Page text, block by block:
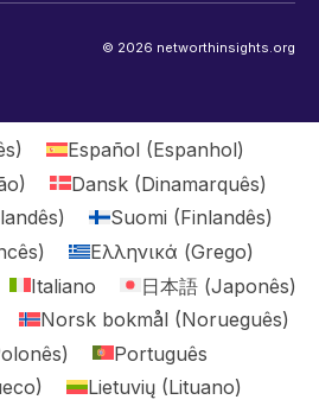
© 2026 networthinsights.org
) Español(Espanhol)
) Dansk(Dinamarquês)
) Suomi (Finlandês)
) Ελληνικά (Grego)
Italiano 日本語 (Japonês)
Norsk bokmål(Norueguês)
)
Português
) Lietuvių(Lituano)